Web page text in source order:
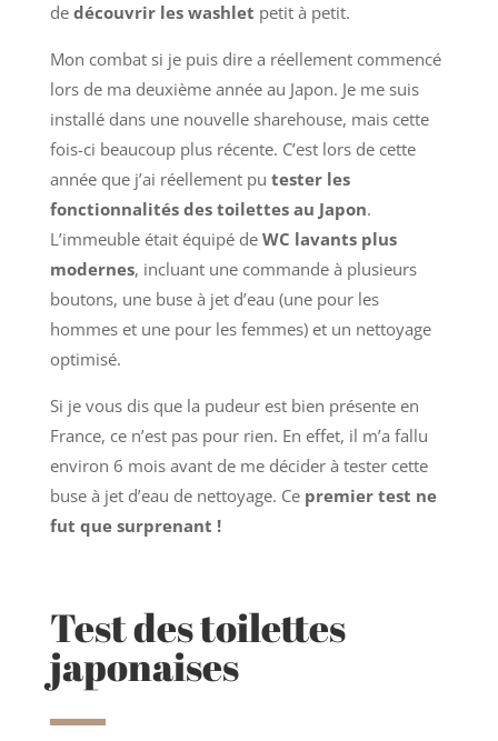
de découvrir les washlet petit à petit.
Mon combat si je puis dire a réellement commencé
lors de ma deuxième année au Japon. Je me suis
installé dans une nouvelle sharehouse, mais cette
fois-ci beaucoup plus récente. C’est lors de cette
année que j’ai réellement pu tester les
fonctionnalités des toilettes au Japon.
L’immeuble était équipé de WC lavants plus
modernes, incluant une commande à plusieurs
boutons, une buse à jet d’eau (une pour les
hommes et une pour les femmes) et un nettoyage
optimisé.
Si je vous dis que la pudeur est bien présente en
France, ce n’est pas pour rien. En effet, il m’a fallu
environ 6 mois avant de me décider à tester cette
buse à jet d’eau de nettoyage. Ce premier test ne
fut que surprenant !
Test des toilettes
japonaises